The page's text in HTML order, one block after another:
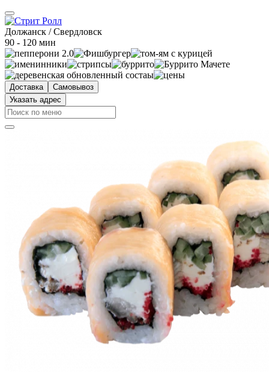
Должанск / Свердловск
90 - 120 мин
Доставка
Самовывоз
Указать адрес